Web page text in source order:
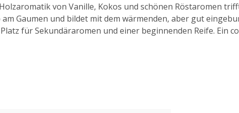
von Vanille, Kokos und schönen Röstaromen
Gaumen und bildet mit dem wärmenden, aber gut
für Sekundäraromen und einer beginnenden Reife. Ein